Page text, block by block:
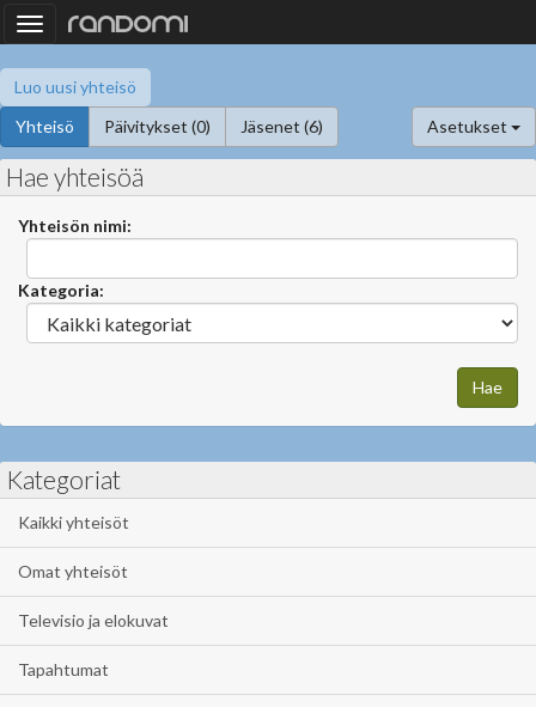
Toggle
navigation
Luo uusi yhteisö
Yhteisö
Päivitykset (0) Jäsenet (6) Asetukset
Hae yhteisöä
Yhteisön nimi:
Kategoria:
Kategoriat
Kaikki yhteisöt
Omat yhteisöt
Televisio ja elokuvat
Tapahtumat